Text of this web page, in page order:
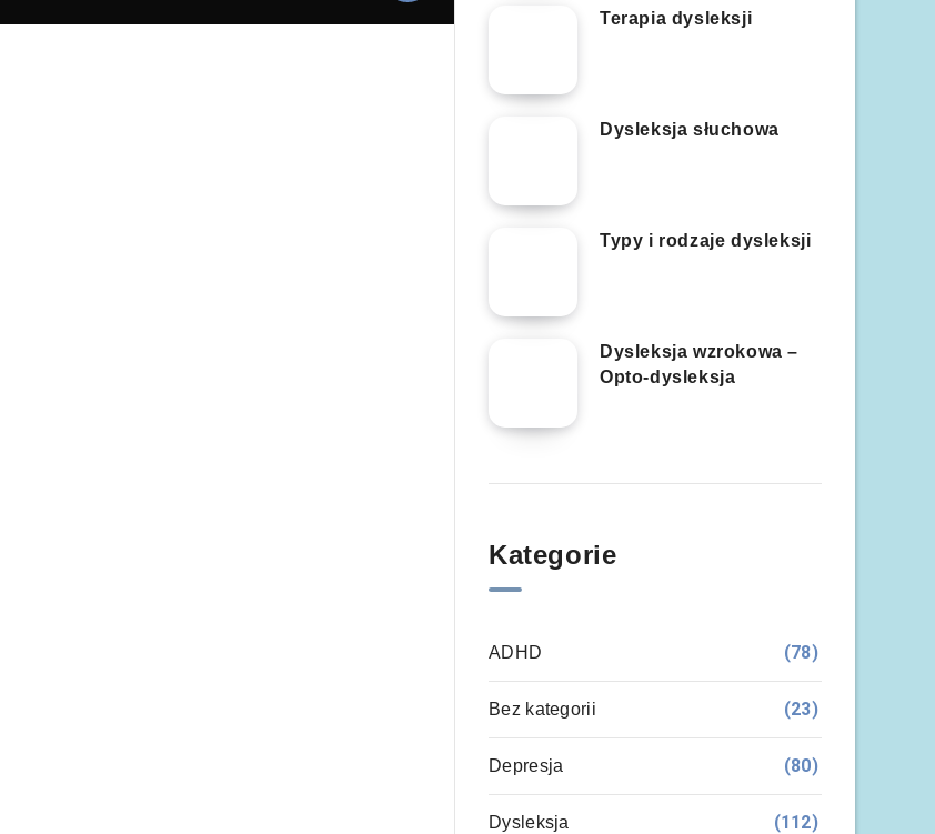
Terapia dysleksji
Dysleksja słuchowa
Typy i rodzaje dysleksji
Dysleksja wzrokowa –
Opto-dysleksja
Kategorie
ADHD (78)
Bez kategorii (23)
Depresja (80)
Dysleksja (112)